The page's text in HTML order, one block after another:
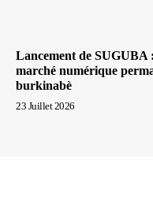
Lancement de
marché numérique
burkinabè
23 Juillet 2026